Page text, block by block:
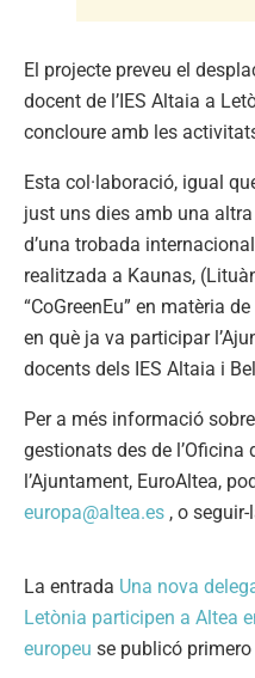
El projecte preveu el
docent de l’IES Altaia a
concloure amb les
Esta col·laboració, igual
just uns dies amb una
d’una trobada
realitzada a Kaunas,
“CoGreenEu” en matèria
en què ja va participar
docents dels IES Altaia i
Per a més informació
gestionats des de l’Oficina
l’Ajuntament, EuroAltea,
europa@altea.es , o
La entrada Una nova
Letònia participen a Altea
europeu se publicó primero